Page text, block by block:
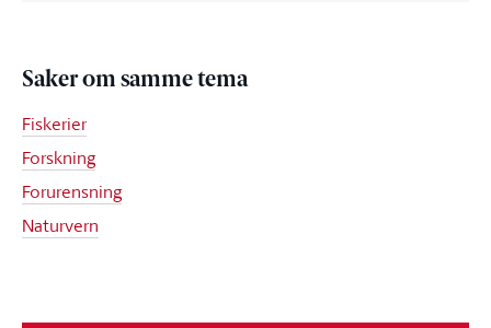
Saker om samme tema
Fiskerier
Forskning
Forurensning
Naturvern